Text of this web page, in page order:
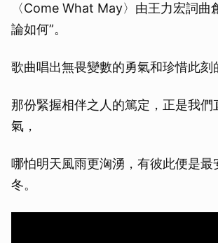
〈Come What May〉由王力宏詞曲
論如何”。
歌曲唱出無畏變數的勇氣和珍惜此刻
那份緊握相伴之人的篤定，正是我們
氣，
哪怕明天風雨更洶湧，有彼此便是最
冬。